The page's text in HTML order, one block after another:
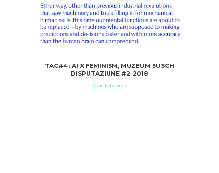
TAC#4 : AI X FEMINISM, MUZEUM SUSCH
DISPUTAZIUNE #2, 2018
Conference